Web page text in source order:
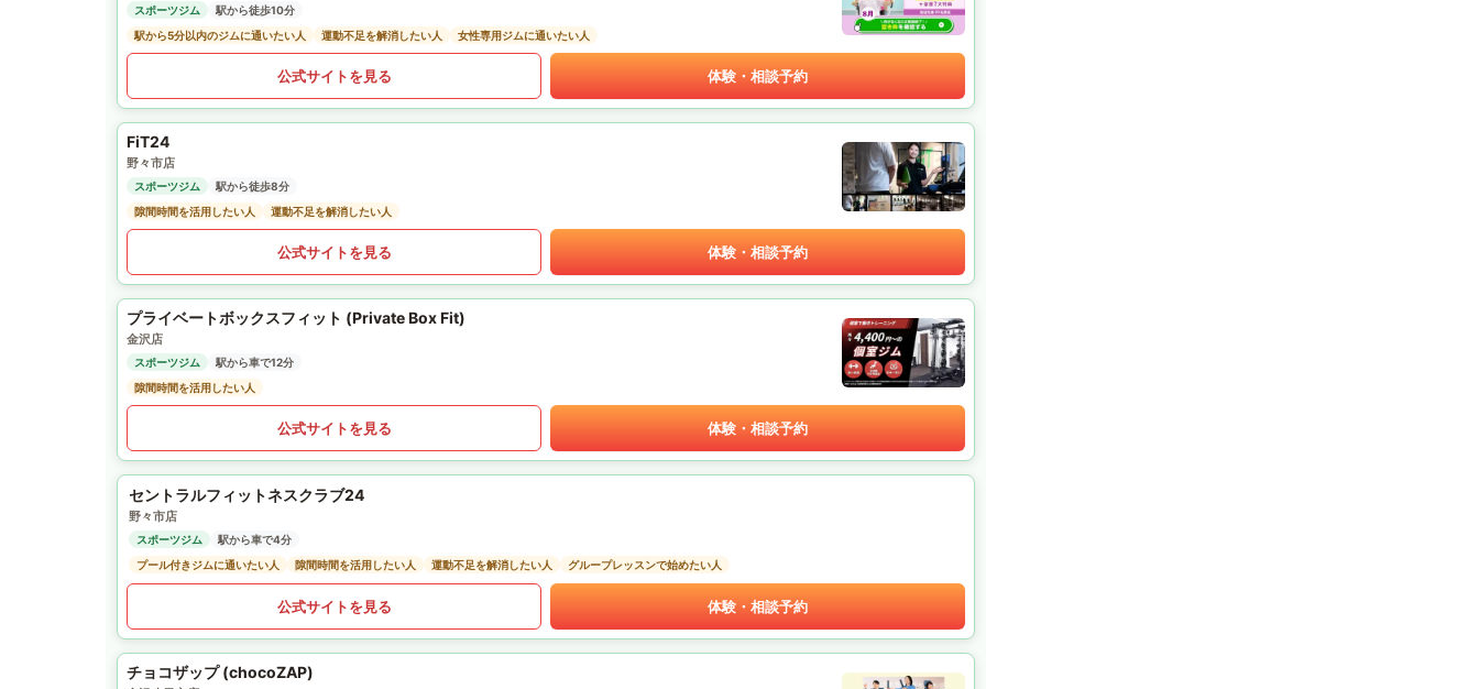
スポーツジム
駅から徒歩10分
駅から5分以内のジムに通いたい人
運動不足を解消したい人 女性専用ジムに通いたい人
公式サイトを見る 体験・相談予約
FiT24
野々市店
スポーツジム
駅から徒歩8分
隙間時間を活用したい人
運動不足を解消したい人
公式サイトを見る 体験・相談予約
プライベートボックスフィット (Private Box Fit)
金沢店
スポーツジム
駅から車で12分
隙間時間を活用したい人
公式サイトを見る 体験・相談予約
セントラルフィットネスクラブ24
野々市店
スポーツジム
駅から車で4分
プール付きジムに通いたい人
隙間時間を活用したい人 運動不足を解消したい人 グループレッスンで始めたい人
公式サイトを見る 体験・相談予約
チョコザップ (chocoZAP)